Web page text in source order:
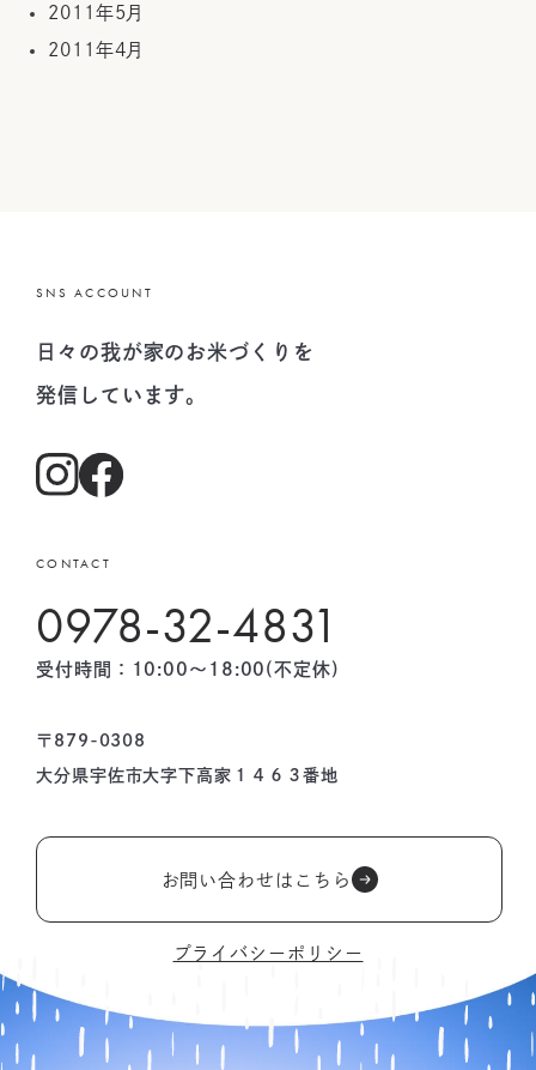
2011年5月
2011年4月
SNS ACCOUNT
日々の我が家のお米づくりを
発信しています。
CONTACT
0978-32-4831
受付時間：10:00〜18:00(不定休)
〒879-0308
大分県宇佐市大字下高家１４６３番地
お問い合わせはこちら
プライバシーポリシー